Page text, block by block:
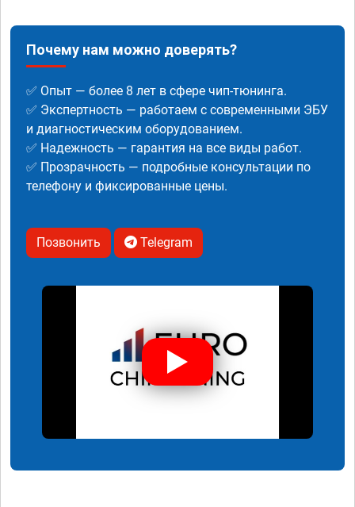
Почему нам можно доверять?
✅ Опыт — более 8 лет в сфере чип-тюнинга.
✅ Экспертность — работаем с современными ЭБУ
и диагностическим оборудованием.
✅ Надежность — гарантия на все виды работ.
✅ Прозрачность — подробные консультации по
телефону и фиксированные цены.
Позвонить Telegram